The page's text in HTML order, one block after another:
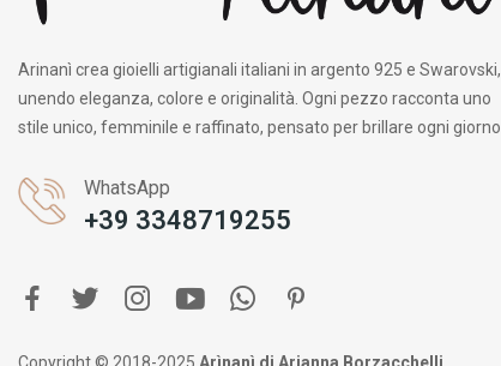
Arinanì crea gioielli artigianali italiani in argento 925 e Swarovski,
unendo eleganza, colore e originalità. Ogni pezzo racconta uno
stile unico, femminile e raffinato, pensato per brillare ogni giorno.
WhatsApp
+39 3348719255
Copyright © 2018-2025 Arìnanì di Arianna Borzacchelli